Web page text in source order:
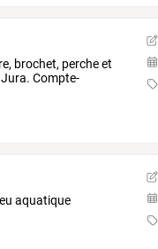
brochet, percheet
Jura. Compte-
aquatique